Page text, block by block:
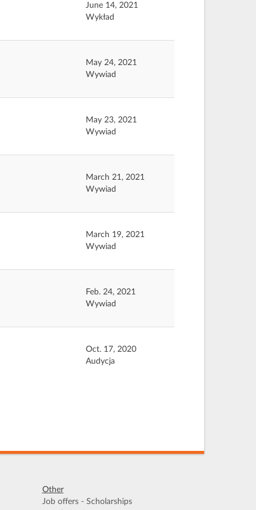
June 14, 2021
Wykład
May 24, 2021
Wywiad
May 23, 2021
Wywiad
March 21, 2021
Wywiad
March 19, 2021
Wywiad
Feb. 24, 2021
Wywiad
Oct. 17, 2020
Audycja
Other
Job offers - Scholarships